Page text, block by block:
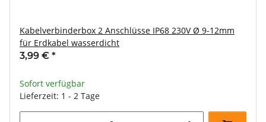
Kabelverbinderbox 2 Anschlüsse IP68 230V Ø 9-12mm
für Erdkabel wasserdicht
3,99 € *
Sofort verfügbar
Lieferzeit: 1 - 2 Tage